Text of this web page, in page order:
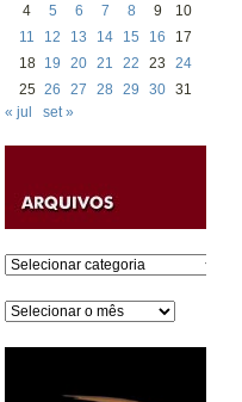
4
5 6 7 8 9
10
11
12 13 14 15 16
17
18
19 20 21 22 23
24
25 26 27 28 29 30 31
« jul
set »
Categorias
Arquivos